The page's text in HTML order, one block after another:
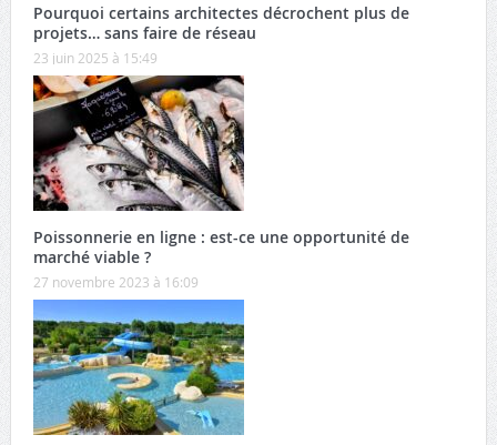
Pourquoi certains architectes décrochent plus de
projets… sans faire de réseau
23 juin 2025 à 15:49
Poissonnerie en ligne : est-ce une opportunité de
marché viable ?
27 novembre 2023 à 16:09